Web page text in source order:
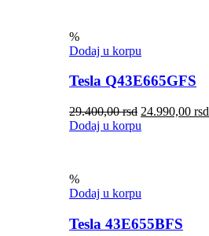
%
Dodaj u korpu
Tesla Q43E665GFS
29.400,00rsd 24.990,00 rsd
Dodaj u korpu
%
Dodaj u korpu
Tesla 43E655BFS